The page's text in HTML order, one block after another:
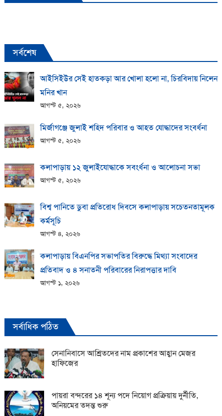
সর্বশেষ
আইসিইউর সেই হাতকড়া আর খোলা হলো না, চিরবিদায় নিলেন
মনির খান
আগস্ট ৫, ২০২৬
মির্জাগঞ্জে জুলাই শহিদ পরিবার ও আহত যোদ্ধাদের সংবর্ধনা
আগস্ট ৫, ২০২৬
কলাপাড়ায় ১২ জুলাইযোদ্ধাকে সবংর্ধনা ও আলোচনা সভা
আগস্ট ৫, ২০২৬
বিশ্ব পানিতে ডুবা প্রতিরোধ দিবসে কলাপাড়ায় সচেতনতামূলক
কর্মসূচি
আগস্ট ৪, ২০২৬
কলাপাড়ায় বিএনপির সভাপতির বিরুদ্ধে মিথ্যা সংবাদের
প্রতিবাদ ও ৪ সনাতনী পরিবারের নিরাপত্তার দাবি
আগস্ট ১, ২০২৬
সর্বাধিক পঠিত
সেনানিবাসে আশ্রিতদের নাম প্রকাশের আহ্বান মেজর
হাফিজের
পায়রা বন্দরের ১৪ শূন্য পদে নিয়োগ প্রক্রিয়ায় দুর্নীতি,
অনিয়মের তদন্ত শুরু